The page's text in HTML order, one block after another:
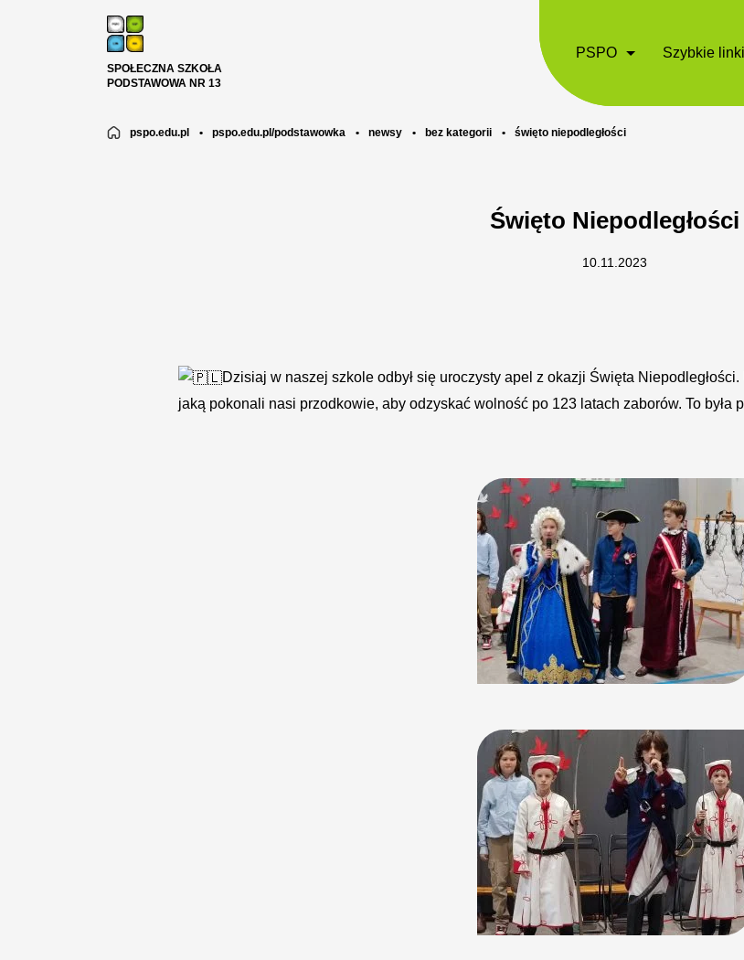
SPOŁECZNA SZKOŁA
PODSTAWOWA NR 13
PSPO Szybkie linki
pspo.edu.pl • pspo.edu.pl/podstawowka • newsy • bez kategorii • święto niepodległości
Święto Niepodległości
10.11.2023
Dzisiaj w naszej szkole odbył się uroczysty apel z okazji Święta
jaką pokonali nasi przodkowie, aby odzyskać wolność po 123 latach zaborów. To była